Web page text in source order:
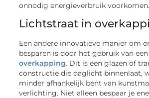
onnodig energieverbruik voorkomen.
Lichtstraat in
Een andere innovatieve manier om
besparen is door het gebruik van een
overkapping. Dit is een glazen of
constructie die daglicht binnenlaat,
minder afhankelijk bent van
verlichting. Niet alleen bespaar je